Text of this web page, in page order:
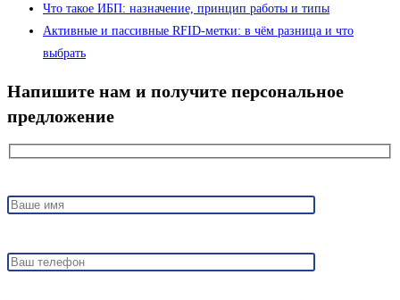
Что такое ИБП: назначение, принцип работы и типы
Активные и пассивные RFID-метки: в чём разница и что
выбрать
Напишите нам и получите персональное
предложение